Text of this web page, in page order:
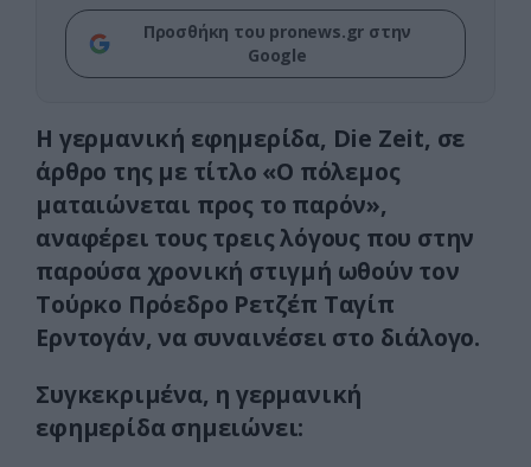
Προσθήκη του pronews.gr στην
Google
Η γερμανική εφημερίδα, Die Zeit, σε
άρθρο της με τίτλο «O πόλεμος
ματαιώνεται προς το παρόν»,
αναφέρει τους τρεις λόγους που στην
παρούσα χρονική στιγμή ωθούν τον
Τούρκο Πρόεδρο Ρετζέπ Ταγίπ
Ερντογάν, να συναινέσει στο διάλογο.
Συγκεκριμένα, η γερμανική
εφημερίδα σημειώνει: